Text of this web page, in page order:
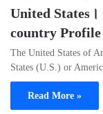
United
country Profile
The United States of
States (U.S.) or
Read More »